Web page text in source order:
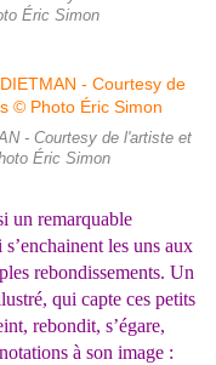
Éric Simon
- Courtesy de l'artiste et
Éric Simon
un remarquable
s’enchainent les uns aux
rebondissements. Un
qui capte ces petits
rebondit, s’égare,
à son image :